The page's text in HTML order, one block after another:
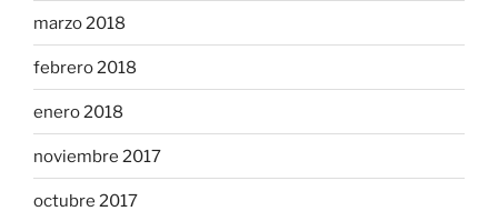
marzo 2018
febrero 2018
enero 2018
noviembre 2017
octubre 2017